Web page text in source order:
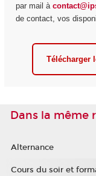
par mail à
de contact, vos
Télécharger
Dans la même
Alternance
Cours du soir et